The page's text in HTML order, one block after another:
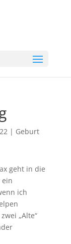
| Geburt
geht in die
ein
ich
„Alte“